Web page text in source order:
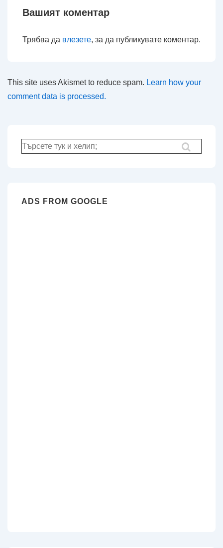
Вашият коментар
Трябва да влезете, за да публикувате коментар.
This site uses Akismet to reduce spam. Learn how your
comment data is processed.
Търсене
за:
ADS FROM GOOGLE